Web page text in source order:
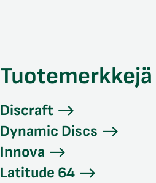
Tuotemerkkejä
Discraft
Dynamic Discs
Innova
Latitude 64